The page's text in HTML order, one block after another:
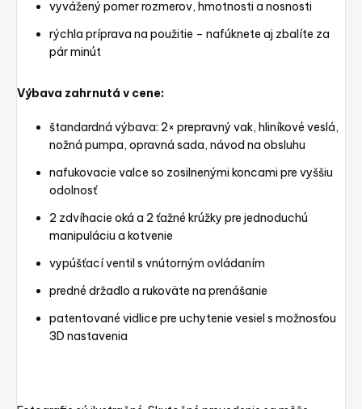
vyvážený pomer rozmerov, hmotnosti a nosnosti
rýchla príprava na použitie – nafúknete aj zbalíte za
pár minút
Výbava zahrnutá v cene:
štandardná výbava: 2× prepravný vak, hliníkové veslá,
nožná pumpa, opravná sada, návod na obsluhu
nafukovacie valce so zosilnenými koncami pre vyššiu
odolnosť
2 zdvíhacie oká a 2 ťažné krúžky pre jednoduchú
manipuláciu a kotvenie
vypúšťací ventil s vnútorným ovládaním
predné držadlo a rukoväte na prenášanie
patentované vidlice pre uchytenie vesiel s možnosťou
3D nastavenia